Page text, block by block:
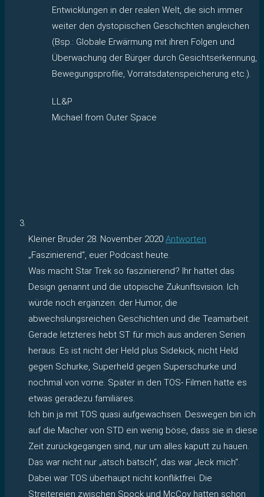
Entwicklungen in der realen Welt, die sich immer
weiter den dystopischen Geschichten angleichen
(Bsp.: Globale Erwärmung mit ihren Folgen und
Überwachung der Bürger durch Gesichtserkennung,
Bewegungsprofile, Vorratsdatenspeicherung etc.).
LL&P
Michael from Outer Space
Kleiner Bruder 28. November 2020 Antworten
„Faszinierend“, euer Podcast heute.
Was macht Star Trek so faszinierend? Ihr hattet das
Design genannt und die utopische Zukunftsvision. Ich
würde noch ergänzen: der Humor, die
abwechslungsreichen Geschichten und die Teamarbeit.
Gerade letzteres hebt ST für mich aus anderen Serien
heraus. Es ist nicht der Held plus Sidekick, nicht Held
gegen Schurke, Superheld gegen Superschurke und
nochmal von vorne. Später in den TOS- Filmen hatte es
etwas geradezu familiäres.
Ich bin ja mit TOS quasi aufgewachsen. Deswegen bin ich
auf die Macher von STD ein wenig böse, dass sie in diese
Zeit zurückgegangen sind, nur um alles kaputt zu hauen.
Das war nicht nur „ätsch bätsch“, das war „leck mich“.
Dabei war TOS überhaupt nicht konfliktfrei. Die
Streitereien zwischen Spock und McCoy hatten schon